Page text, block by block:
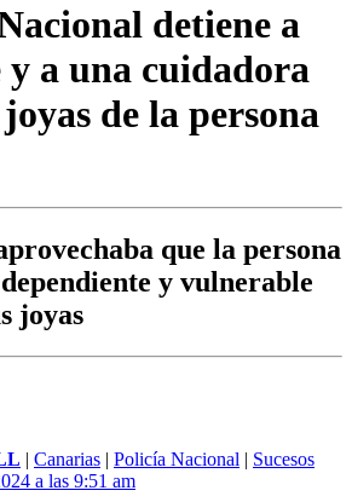
detiene a
a una cuidadora
de la persona
que la persona
y vulnerable
joyas
| Canarias | Policía Nacional | Sucesos
a las 9:51 am